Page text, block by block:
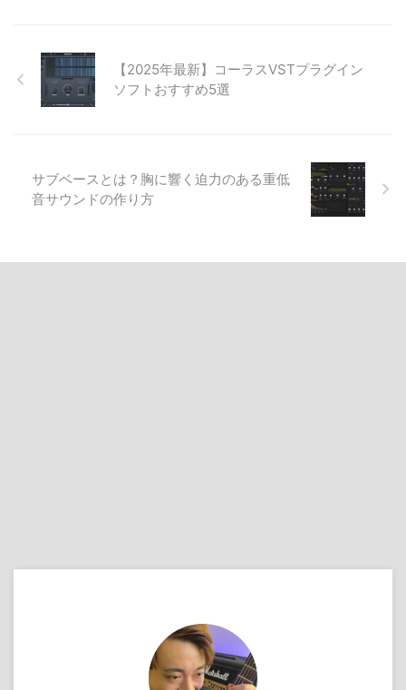
【2025年最新】コーラスVSTプラグイン
ソフトおすすめ5選
サブベースとは？胸に響く迫力のある重低
音サウンドの作り方